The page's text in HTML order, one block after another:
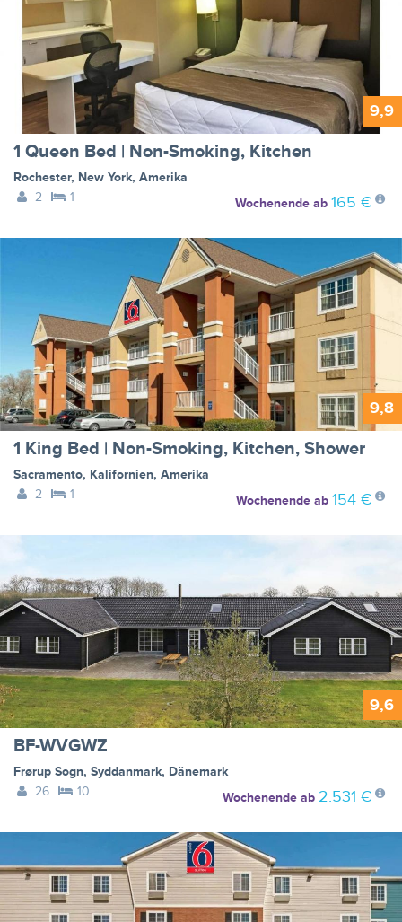
9,9
1 Queen Bed | Non-Smoking, Kitchen
Rochester, New York, Amerika
2
1 Wochenendeab 165 €
9,8
1 King Bed | Non-Smoking, Kitchen, Shower
Sacramento, Kalifornien, Amerika
2
1 Wochenendeab 154 €
9,6
BF-WVGWZ
Frørup Sogn, Syddanmark, Dänemark
26
10 Wochenendeab 2.531 €